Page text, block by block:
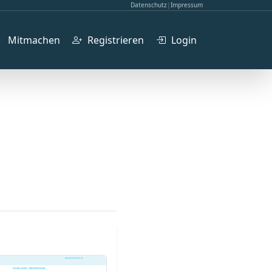
Datenschutz| Impressum
Mitmachen Registrieren Login